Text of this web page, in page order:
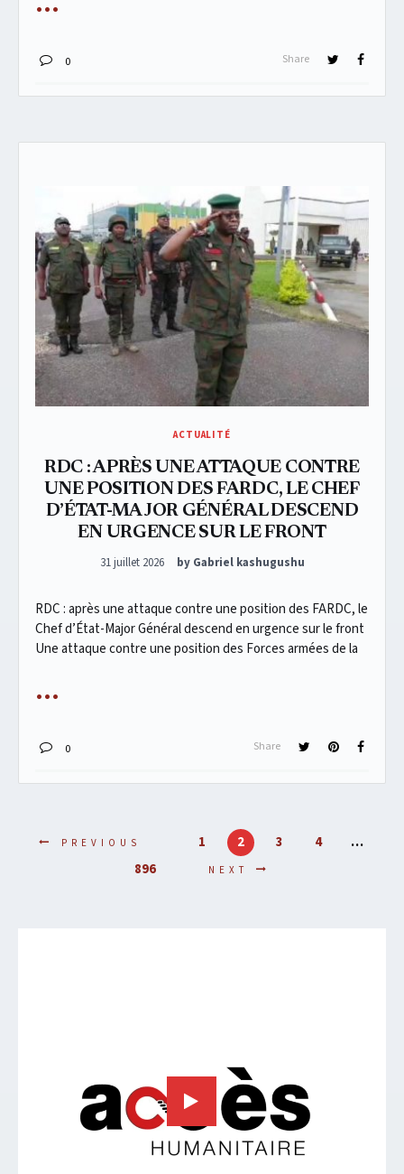
0 Share
ACTUALITÉ
RDC : APRÈS UNE ATTAQUE CONTRE
UNE POSITION DES FARDC, LE CHEF
D’ÉTAT-MAJOR GÉNÉRAL DESCEND
EN URGENCE SUR LE FRONT
Posted on
31 juillet 2026 by Gabriel kashugushu
RDC : après une attaque contre une position des FARDC, le
Chef d’État-Major Général descend en urgence sur le front
Une attaque contre une position des Forces armées de la
0 Share
PREVIOUS 1 2 3 4
…
896
NEXT